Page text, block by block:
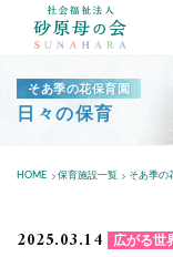
そあ季の花保育園
日々の保育
HOME 保育施設一覧 そあ季の
2025.03.14 広がる世